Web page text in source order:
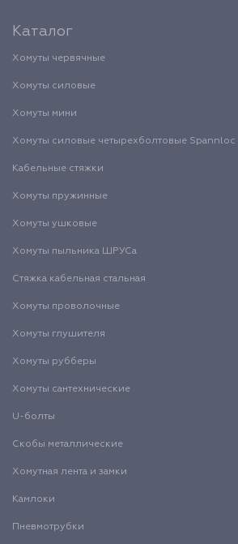
Каталог
Хомуты червячные
Хомуты силовые
Хомуты мини
Хомуты силовые четырехболтовые Spannloc
Кабельные стяжки
Хомуты пружинные
Хомуты ушковые
Хомуты пыльника ШРУСа
Стяжка кабельная стальная
Хомуты проволочные
Хомуты глушителя
Хомуты рубберы
Хомуты сантехнические
U-болты
Скобы металлические
Хомутная лента и замки
Камлоки
Пневмотрубки